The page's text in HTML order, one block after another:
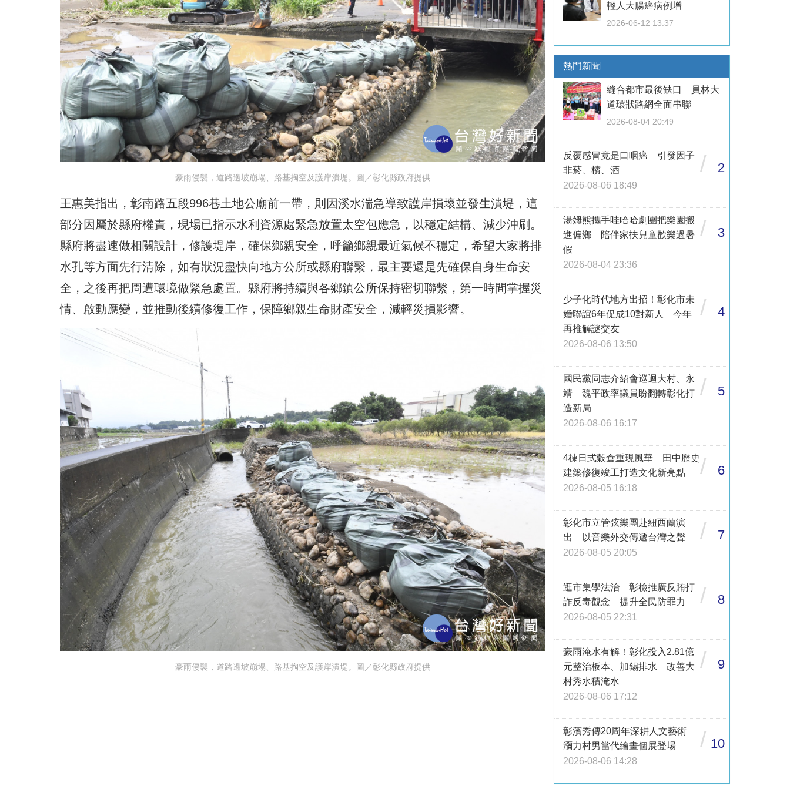
豪雨侵襲，道路邊坡崩塌、路基掏空及護岸潰堤。圖／彰化縣政府提供
王惠美指出，彰南路五段996巷土地公廟前一帶，則因溪水湍急導致護岸損壞並發生潰堤，這
部分因屬於縣府權責，現場已指示水利資源處緊急放置太空包應急，以穩定結構、減少沖刷。
縣府將盡速做相關設計，修護堤岸，確保鄉親安全，呼籲鄉親最近氣候不穩定，希望大家將排
水孔等方面先行清除，如有狀況盡快向地方公所或縣府聯繫，最主要還是先確保自身生命安
全，之後再把周遭環境做緊急處置。縣府將持續與各鄉鎮公所保持密切聯繫，第一時間掌握災
情、啟動應變，並推動後續修復工作，保障鄉親生命財產安全，減輕災損影響。
豪雨侵襲，道路邊坡崩塌、路基掏空及護岸潰堤。圖／彰化縣政府提供
輕人大腸癌病例增
2026-06-12 13:37
熱門新聞
縫合都市最後缺口 員林大
道環狀路網全面串聯
2026-08-04 20:49
反覆感冒竟是口咽癌 引發因子
非菸、檳、酒
2026-08-06 18:49
/ 2
湯姆熊攜手哇哈哈劇團把樂園搬
進偏鄉 陪伴家扶兒童歡樂過暑
假
2026-08-04 23:36
/ 3
少子化時代地方出招！彰化市未
婚聯誼6年促成10對新人 今年
再推解謎交友
2026-08-06 13:50
/ 4
國民黨同志介紹會巡迴大村、永
靖 魏平政率議員盼翻轉彰化打
造新局
2026-08-06 16:17
/ 5
4棟日式穀倉重現風華 田中歷史
建築修復竣工打造文化新亮點
2026-08-05 16:18
/ 6
彰化市立管弦樂團赴紐西蘭演
出 以音樂外交傳遞台灣之聲
2026-08-05 20:05
/ 7
逛市集學法治 彰檢推廣反賄打
詐反毒觀念 提升全民防罪力
2026-08-05 22:31
/ 8
豪雨淹水有解！彰化投入2.81億
元整治板本、加錫排水 改善大
村秀水積淹水
2026-08-06 17:12
/ 9
彰濱秀傳20周年深耕人文藝術
瀰力村男當代繪畫個展登場
2026-08-06 14:28
/ 10